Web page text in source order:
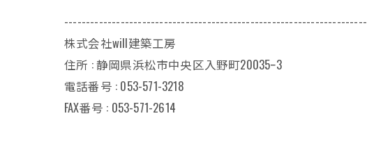
----------------------------------------------------------------------
株式会社will建築工房
住所 : 静岡県浜松市中央区入野町20035ｰ3
電話番号 : 053-571-3218
FAX番号 : 053-571-2614